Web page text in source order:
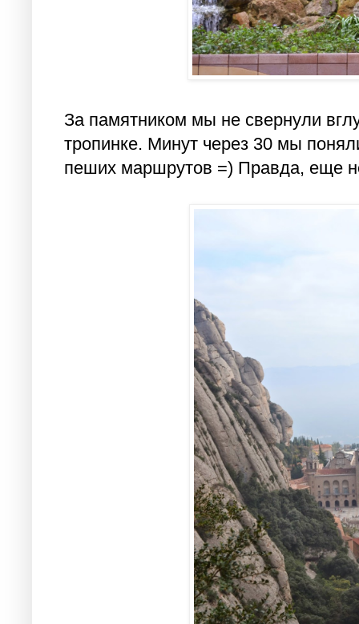
За памятником мы не свернули
тропинке. Минут через 30 мы
пеших маршрутов =) Правда, еще